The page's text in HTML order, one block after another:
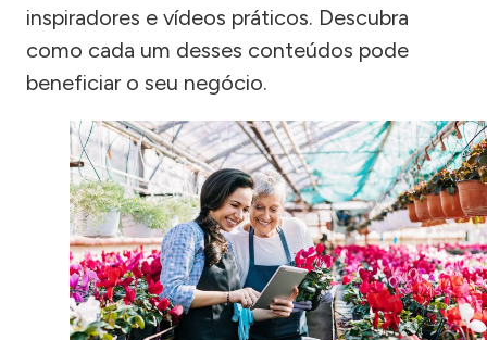
inspiradores e vídeos práticos. Descubra
como cada um desses conteúdos pode
beneficiar o seu negócio.